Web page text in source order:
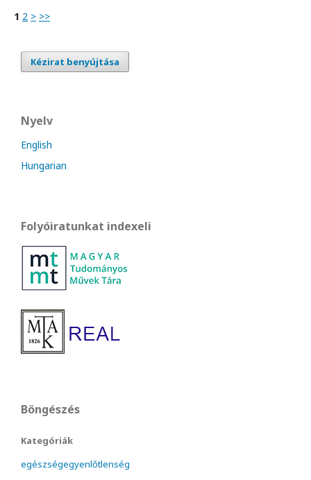
1 2 > >>
Kézirat benyújtása
Nyelv
English
Hungarian
Folyóiratunkat indexeli
Böngészés
Kategóriák
egészségegyenlőtlenség